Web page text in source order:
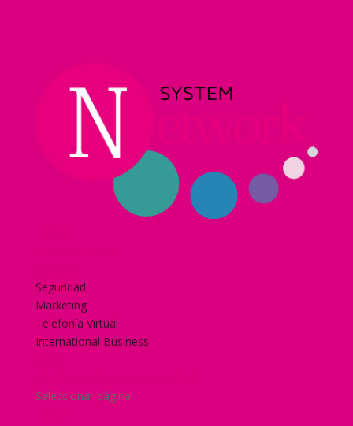
Seguridad
Marketing
Telefonía Virtual
International Business
Seleccionar página